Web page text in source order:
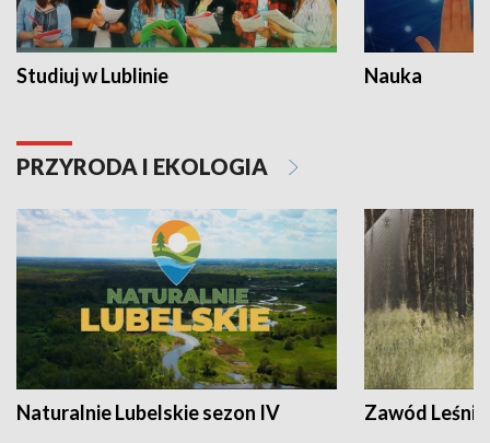
Studiuj w Lublinie Nauka
PRZYRODA I EKOLOGIA
Naturalnie Lubelskie sezon IV Zawód Leśnik